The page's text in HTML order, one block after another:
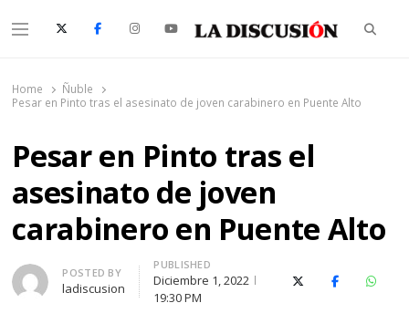
Menu
Home
Ñuble
Pesar en Pinto tras el asesinato de joven carabinero en Puente Alto
Pesar en Pinto tras el
asesinato de joven
carabinero en Puente Alto
Author
POSTED BY
ladiscusion
PUBLISHED
Diciembre 1, 2022
19:30 PM
X (Twitter)Facebook